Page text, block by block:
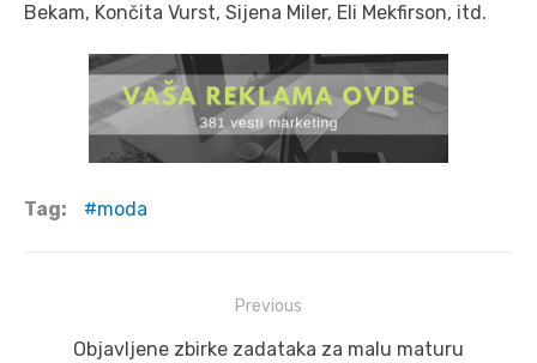
Bekam, Končita Vurst, Sijena Miler, Eli Mekfirson, itd.
Tag: moda
navigation
Previous
Previous
Objavljene zbirke zadataka za malu maturu